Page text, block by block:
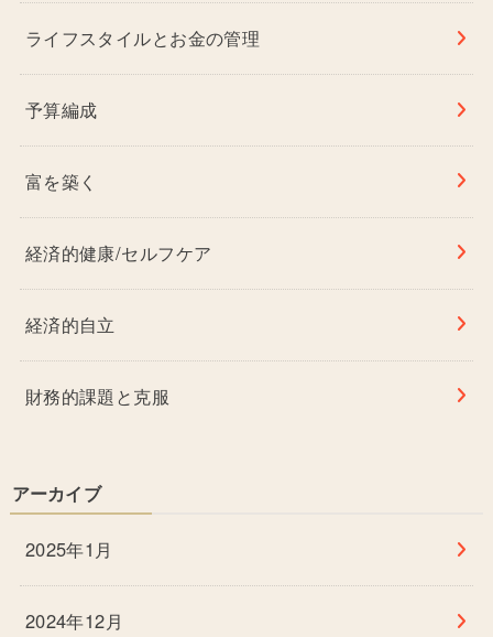
ライフスタイルとお金の管理
予算編成
富を築く
経済的健康/セルフケア
経済的自立
財務的課題と克服
アーカイブ
2025年1月
2024年12月